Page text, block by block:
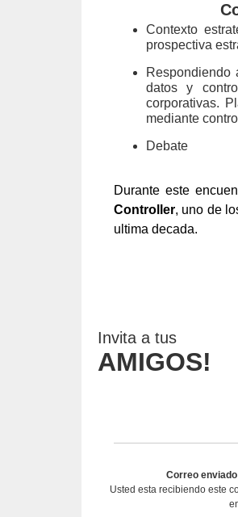
Contexto
prospectiva
datos y
corporativas.
mediante
Debate
Durante este
Controller, uno de
ultima decada.
Invita a tus
AMIGOS!
Correo
Usted esta recibiendo este